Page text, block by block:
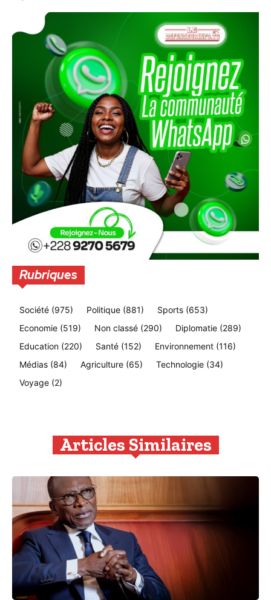
Rubriques
Société (975) Politique (881) Sports (653)
Economie (519) Non classé (290) Diplomatie (289)
Education (220) Santé (152) Environnement (116)
Médias (84) Agriculture (65) Technologie (34)
Voyage (2)
Articles Similaires